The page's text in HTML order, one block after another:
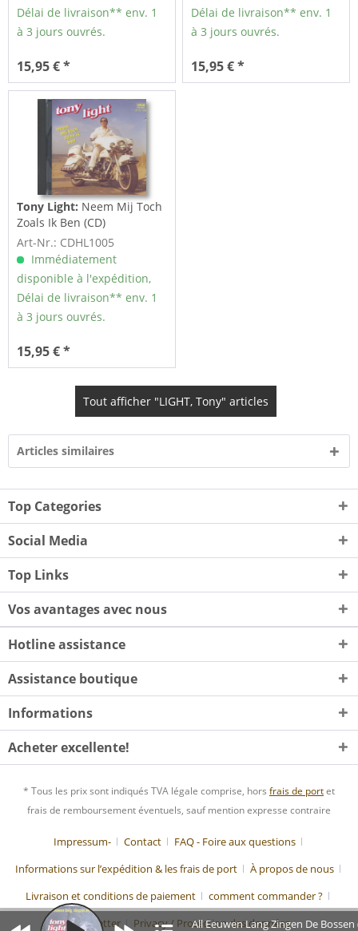
Délai de livraison** env. 1
à 3 jours ouvrés.
15,95 € *
Délai de livraison** env. 1
à 3 jours ouvrés.
15,95 € *
Tony Light: Neem Mij Toch
Zoals Ik Ben (CD)
Art-Nr.: CDHL1005
Immédiatement
disponible à l'expédition,
Délai de livraison** env. 1
à 3 jours ouvrés.
15,95 € *
Tout afficher "LIGHT, Tony" articles
Articles similaires
Top Categories
Social Media
Top Links
Vos avantages avec nous
Hotline assistance
Assistance boutique
Informations
Acheter excellente!
* Tous les prix sont indiqués TVA légale comprise, hors frais de portet
frais de remboursement éventuels, sauf mention expresse contraire
Impressum- Contact
FAQ - Foire aux questions
Informations sur l’expédition & les frais de port
À propos de nous
Livraison et conditions de paiement
comment commander ?
Newsletter
Privacy / Protection des données
All Eeuwen Lang Zingen De Bossen